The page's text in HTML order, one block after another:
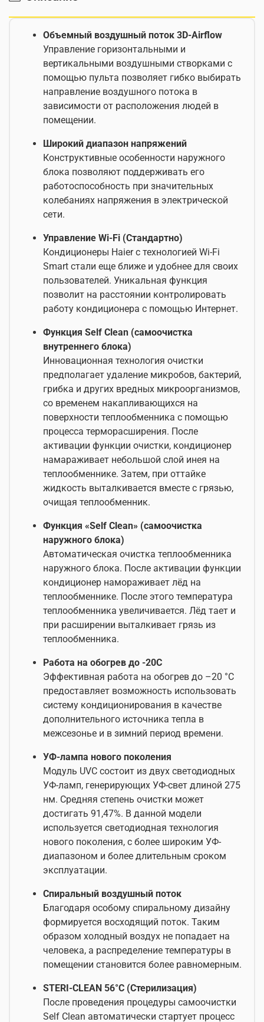
Объемный воздушный поток 3D-Airflow
Управление горизонтальными и
вертикальными воздушными створками с
помощью пульта позволяет гибко выбирать
направление воздушного потока в
зависимости от расположения людей в
помещении.
Широкий диапазон напряжений
Конструктивные особенности наружного
блока позволяют поддерживать его
работоспособность при значительных
колебаниях напряжения в электрической
сети.
Управление Wi-Fi (Стандартно)
Кондиционеры Haier с технологией Wi-Fi
Smart стали еще ближе и удобнее для своих
пользователей. Уникальная функция
позволит на расстоянии контролировать
работу кондиционера с помощью Интернет.
Функция Self Clean (самоочистка
внутреннего блока)
Инновационная технология очистки
предполагает удаление микробов, бактерий,
грибка и других вредных микроорганизмов,
со временем накапливающихся на
поверхности теплообменника с помощью
процесса терморасширения. После
активации функции очистки, кондиционер
намараживает небольшой слой инея на
теплообменнике. Затем, при оттайке
жидкость выталкивается вместе с грязью,
очищая теплообменник.
Функция «Self Clean» (самоочистка
наружного блока)
Автоматическая очистка теплообменника
наружного блока. После активации функции
кондиционер намораживает лёд на
теплообменнике. После этого температура
теплообменника увеличивается. Лёд тает и
при расширении выталкивает грязь из
теплообменника.
Работа на обогрев до -20С
Эффективная работа на обогрев до –20 °С
предоставляет возможность использовать
систему кондиционирования в качестве
дополнительного источника тепла в
межсезонье и в зимний период времени.
УФ-лампа нового поколения
Модуль UVC состоит из двух светодиодных
УФ-ламп, генерирующих УФ-свет длиной 275
нм. Средняя степень очистки может
достигать 91,47%. В данной модели
используется светодиодная технология
нового поколения, с более широким УФ-
диапазоном и более длительным сроком
эксплуатации.
Спиральный воздушный поток
Благодаря особому спиральному дизайну
формируется восходящий поток. Таким
образом холодный воздух не попадает на
человека, а распределение температуры в
помещении становится более равномерным.
STERI-CLEAN 56°C (Стерилизация)
После проведения процедуры самоочистки
Self Clean автоматически стартует процесс